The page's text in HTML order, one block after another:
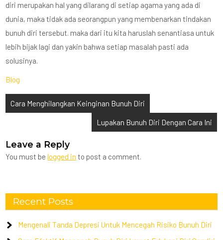
diri merupakan hal yang dilarang di setiap agama yang ada di
dunia, maka tidak ada seorangpun yang membenarkan tindakan
bunuh diri tersebut. maka dari itu kita haruslah senantiasa untuk
lebih bijak lagi dan yakin bahwa setiap masalah pasti ada
solusinya.
Blog
Post
navigation
Cara Menghilangkan Keinginan Bunuh Diri
Lupakan Bunuh Diri Dengan Cara Ini
Leave a Reply
You must belogged in to post a comment.
Recent Posts
Mengenali Tanda Depresi Untuk Mencegah Risiko Bunuh Diri